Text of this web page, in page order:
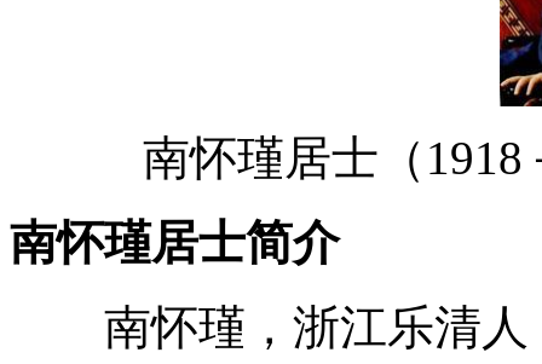
南怀瑾居士（
南怀瑾居士简介
南怀瑾，浙江乐清人